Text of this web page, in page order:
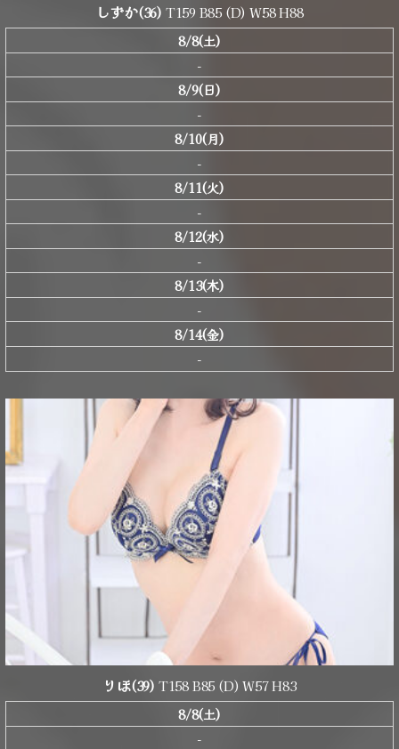
しずか(36) T159 B85 (D) W58 H88
8/8(土)
-
8/9(日)
-
8/10(月)
-
8/11(火)
-
8/12(水)
-
8/13(木)
-
8/14(金)
-
りほ(39) T158 B85 (D) W57 H83
8/8(土)
-